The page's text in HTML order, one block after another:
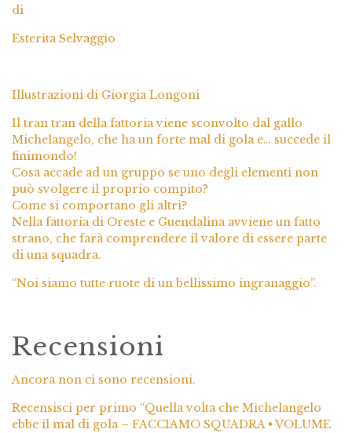
di
Esterita Selvaggio
Illustrazioni di Giorgia Longoni
Il tran tran della fattoria viene sconvolto dal gallo
Michelangelo, che ha un forte mal di gola e… succede il
finimondo!
Cosa accade ad un gruppo se uno degli elementi non
può svolgere il proprio compito?
Come si comportano gli altri?
Nella fattoria di Oreste e Guendalina avviene un fatto
strano, che farà comprendere il valore di essere parte
di una squadra.
“Noi siamo tutte ruote di un bellissimo ingranaggio”.
Recensioni
Ancora non ci sono recensioni.
Recensisci per primo “Quella volta che Michelangelo
ebbe il mal di gola – FACCIAMO SQUADRA • VOLUME